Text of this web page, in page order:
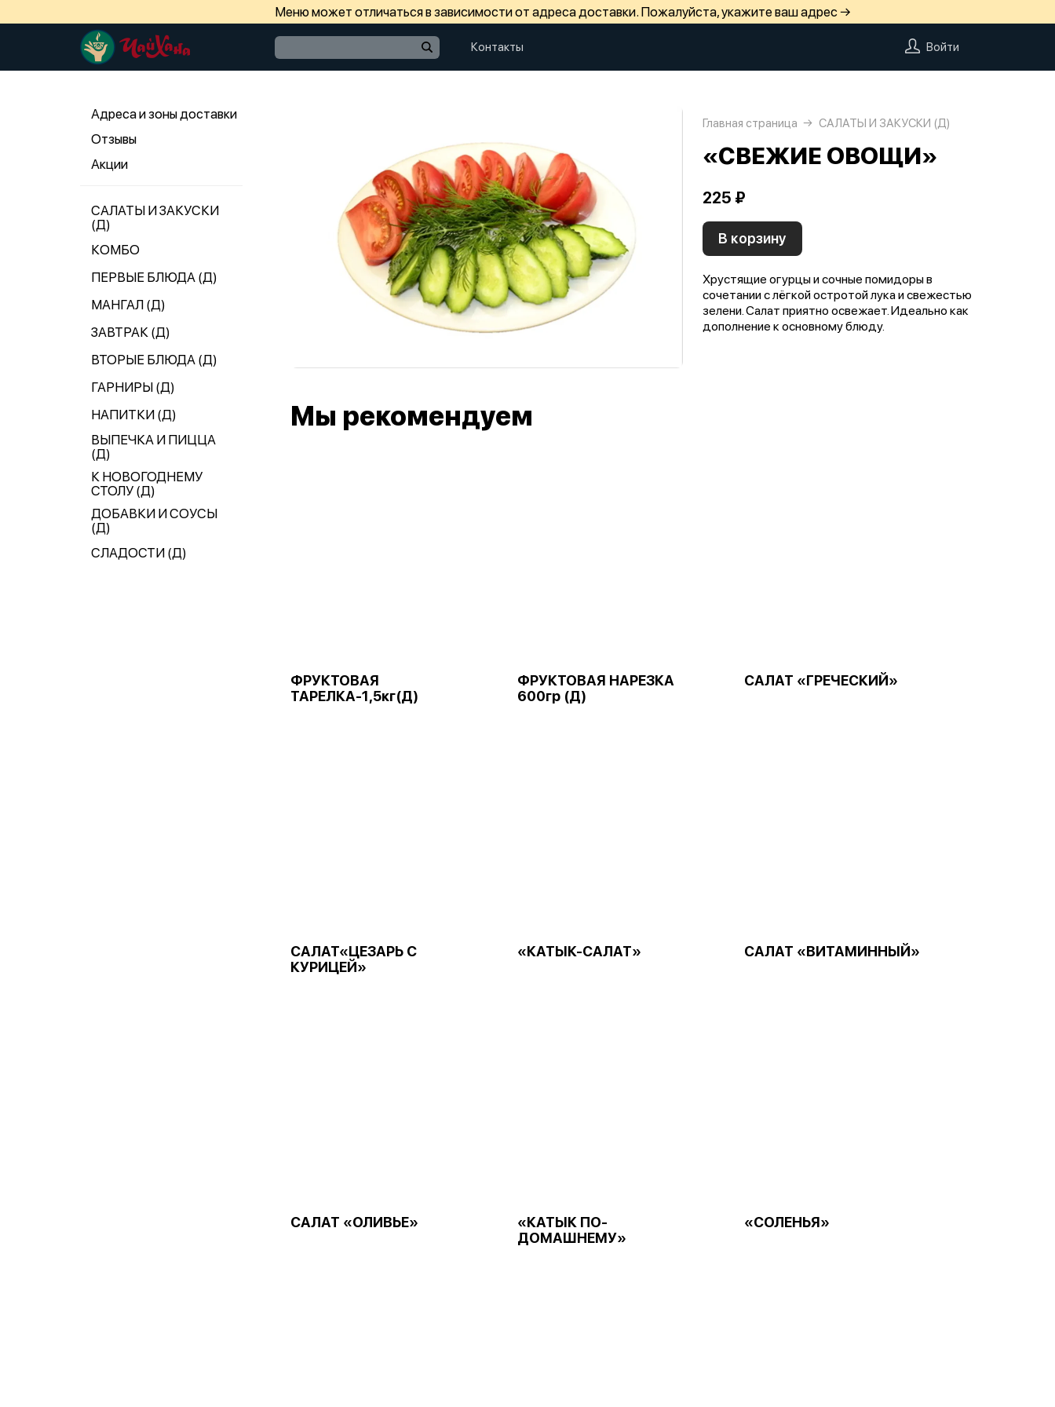
Меню может отличаться в зависимости от адреса доставки. Пожалуйста, укажите ваш адрес →
Контакты Войти
Адреса и зоны доставки
Отзывы
Акции
САЛАТЫ И ЗАКУСКИ
(Д)
КОМБО
ПЕРВЫЕ БЛЮДА (Д)
МАНГАЛ (Д)
ЗАВТРАК (Д)
ВТОРЫЕ БЛЮДА (Д)
ГАРНИРЫ (Д)
НАПИТКИ (Д)
ВЫПЕЧКА И ПИЦЦА
(Д)
К НОВОГОДНЕМУ
СТОЛУ (Д)
ДОБАВКИ И СОУСЫ
(Д)
СЛАДОСТИ (Д)
Главная страница САЛАТЫ И ЗАКУСКИ (Д)
«СВЕЖИЕ ОВОЩИ»
225 ₽
В корзину
Хрустящие огурцы и сочные помидоры в
сочетании с лёгкой остротой лука и свежестью
зелени. Салат приятно освежает. Идеально как
дополнение к основному блюду.
Мы рекомендуем
ФРУКТОВАЯ
ТАРЕЛКА-1,5кг(Д)
ФРУКТОВАЯ НАРЕЗКА
600гр (Д)
САЛАТ «ГРЕЧЕСКИЙ»
САЛАТ«ЦЕЗАРЬ С
КУРИЦЕЙ»
«КАТЫК-САЛАТ» САЛАТ «ВИТАМИННЫЙ»
САЛАТ «ОЛИВЬЕ»
«КАТЫК ПО-
ДОМАШНЕМУ»
«СОЛЕНЬЯ»